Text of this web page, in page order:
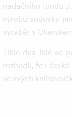
nadačního fondu
výrobu sodovky
vyrábět v
Tihle dva lidé se
rozhodli, že i
ve svých